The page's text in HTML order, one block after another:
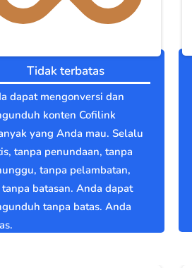
Tidak terbatas
dapat mengonversi dan
konten Cofilink
yang Anda mau. Selalu
tanpa penundaan, tanpa
tanpa pelambatan,
batasan. Anda dapat
tanpa batas. Anda